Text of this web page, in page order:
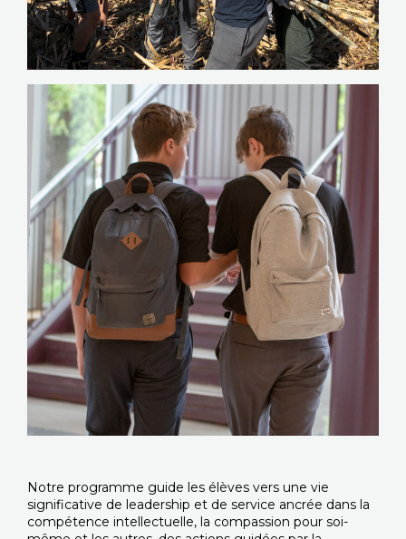
Notre programme guide les élèves vers une vie
significative de leadership et de service ancrée dans la
compétence intellectuelle, la compassion pour soi-